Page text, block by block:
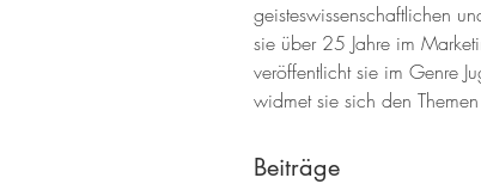
geisteswissenschaftlichen
sie über 25 Jahre im
veröffentlicht sie im Genre
widmet sie sich den
Beiträge